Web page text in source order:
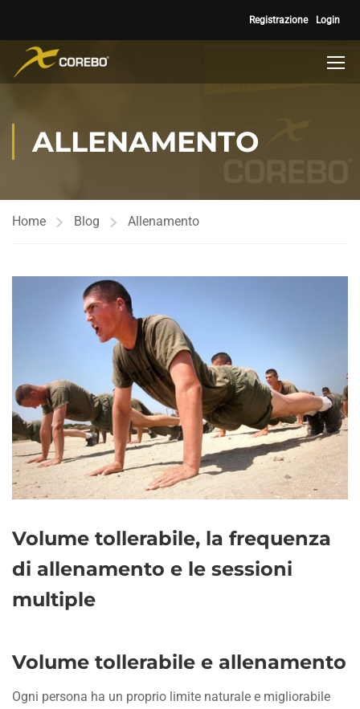
Registrazione Login
ALLENAMENTO
Home Blog Allenamento
Volume tollerabile, la frequenza
di allenamento e le sessioni
multiple
Volume tollerabile e allenamento
Ogni persona ha un proprio limite naturale e migliorabile